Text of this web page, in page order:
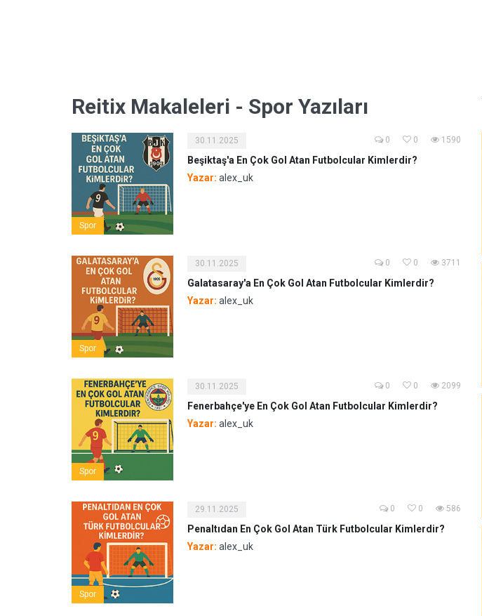
Reitix Makaleleri - Spor Yazıları
Spor
30.11.2025 0 0 1590
Beşiktaş'a En Çok Gol Atan Futbolcular Kimlerdir?
Yazar: alex_uk
Spor
30.11.2025 0 0 3711
Galatasaray'a En Çok Gol Atan Futbolcular Kimlerdir?
Yazar: alex_uk
Spor
30.11.2025 0 0 2099
Fenerbahçe'ye En Çok Gol Atan Futbolcular Kimlerdir?
Yazar: alex_uk
Spor
29.11.2025 0 0 586
Penaltıdan En Çok Gol Atan Türk Futbolcular Kimlerdir?
Yazar: alex_uk